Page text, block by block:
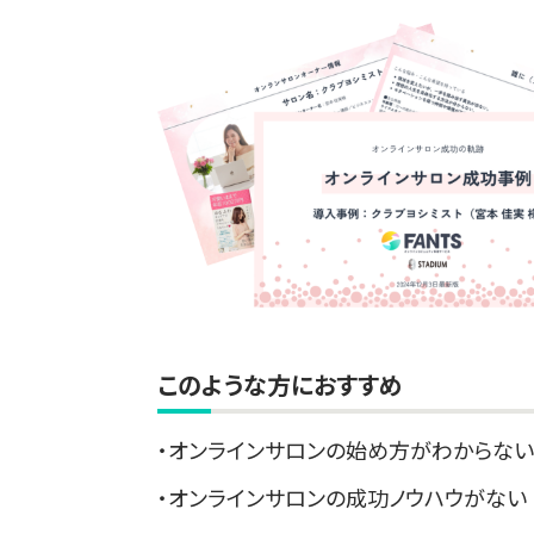
このような方におすすめ
オンラインサロンの始め方がわからな
オンラインサロンの成功ノウハウがない